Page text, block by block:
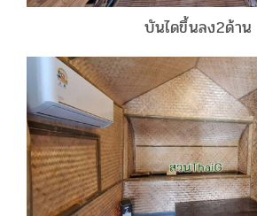
บันไดขึ้นลง2ด้าน